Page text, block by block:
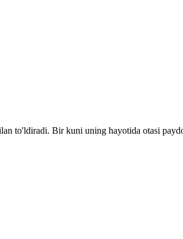
to'ldiradi. Bir kuni uning hayotida otasi